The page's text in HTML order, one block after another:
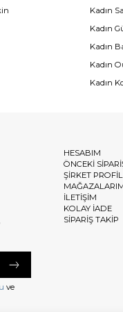
Kadın
Kadın
Kadın
Kadın
Kadın
ve
HESABIM
ÖNCEKİ
ŞİRKET
İLETİŞİM
KOLAY İADE
SİPARİŞ TAKİP